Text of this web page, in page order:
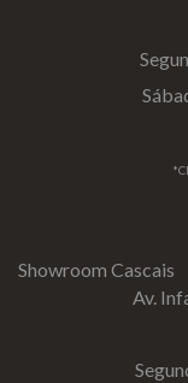
Showroom Cascais
Av.